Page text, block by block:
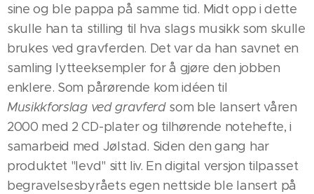
sine og ble pappa på samme tid. Midt opp i dette
skulle han ta stilling til hva slags musikk som skulle
brukes ved gravferden. Det var da han savnet en
samling lytteeksempler for å gjøre den jobben
enklere. Som pårørende kom idéen til
Musikkforslag ved gravferdsom ble lansert våren
2000 med 2 CD-plater og tilhørende notehefte, i
samarbeid med Jølstad. Siden den gang har
produktet "levd" sitt liv. En digital versjon tilpasset
begravelsesbyråets egen nettside ble lansert på